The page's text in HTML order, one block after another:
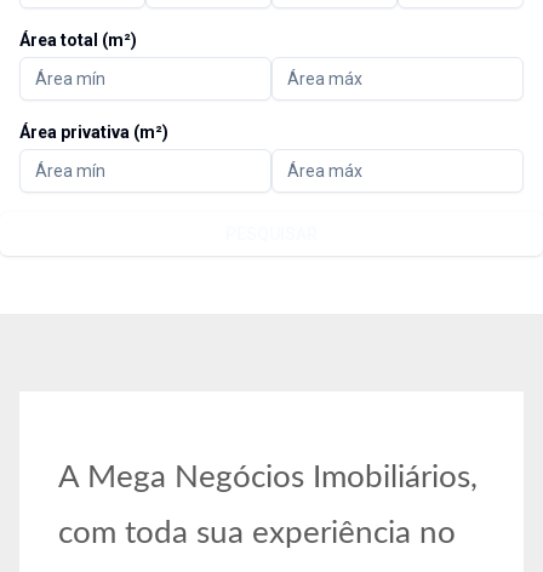
Área total (m²)
Área privativa (m²)
A Mega Negócios Imobiliários,
com toda sua experiência no